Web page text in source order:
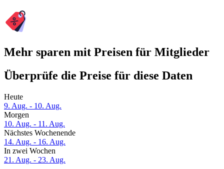
Mehr sparen mit Preisen für Mitglieder
Überprüfe die Preise für diese Daten
Heute
9. Aug. - 10. Aug.
Morgen
10. Aug. - 11. Aug.
Nächstes Wochenende
14. Aug. - 16. Aug.
In zwei Wochen
21. Aug. - 23. Aug.